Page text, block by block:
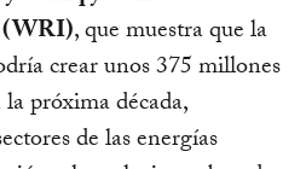
(WRI), que muestra que la
crear unos 375 millones
próxima década,
de las energías